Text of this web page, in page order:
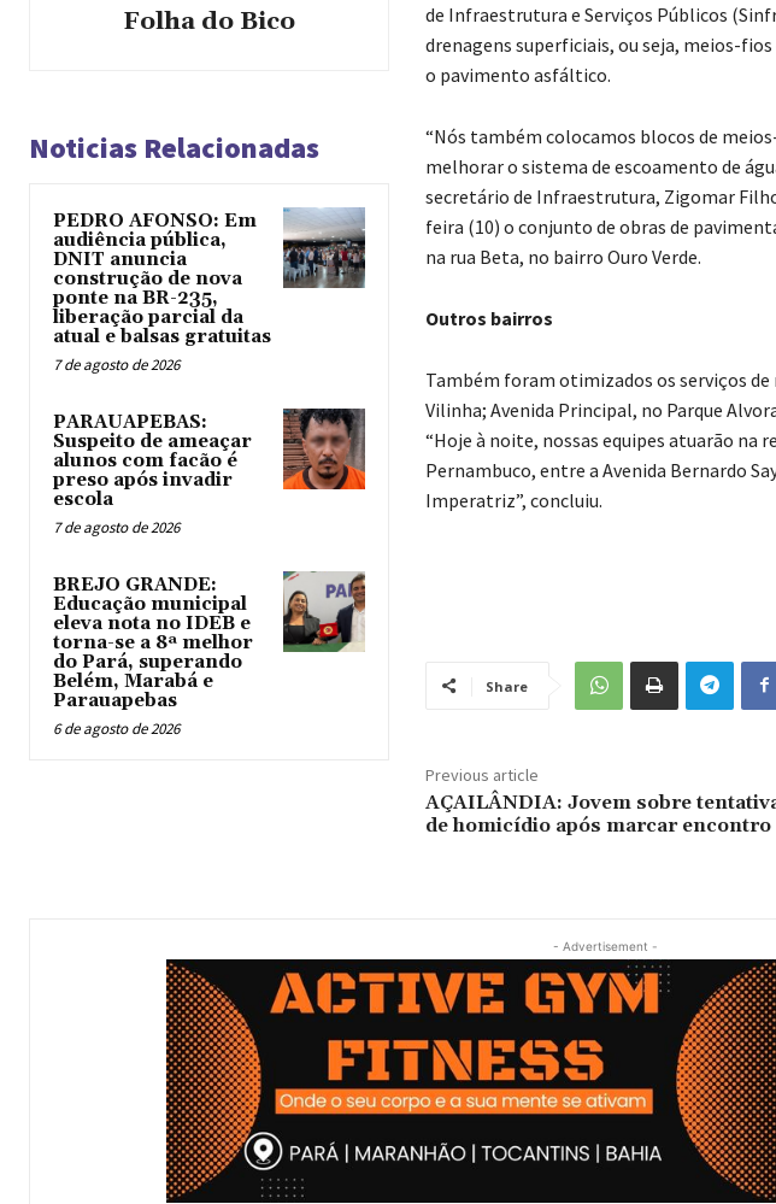
Folha do Bico
Noticias Relacionadas
PEDRO AFONSO: Em
audiência pública,
DNIT anuncia
construção de nova
ponte na BR-235,
liberação parcial da
atual e balsas gratuitas
7 de agosto de 2026
PARAUAPEBAS:
Suspeito de ameaçar
alunos com facão é
preso após invadir
escola
7 de agosto de 2026
BREJO GRANDE:
Educação municipal
eleva nota no IDEB e
torna-se a 8ª melhor
do Pará, superando
Belém, Marabá e
Parauapebas
6 de agosto de 2026
de Infraestrutura e Serviços Públicos
drenagens superficiais, ou seja, meios-
o pavimento asfáltico.
“Nós também colocamos blocos de
melhorar o sistema de escoamento de
secretário de Infraestrutura, Zigomar
feira (10) o conjunto de obras de
na rua Beta, no bairro Ouro Verde.
Outros bairros
Também foram otimizados os serviços
Vilinha; Avenida Principal, no Parque
“Hoje à noite, nossas equipes atuarão na
Pernambuco, entre a Avenida Bernardo
Imperatriz”, concluiu.
Share
Previous article
AÇAILÂNDIA: Jovem sobre
de homicídio após marcar encontro
- Advertisement -